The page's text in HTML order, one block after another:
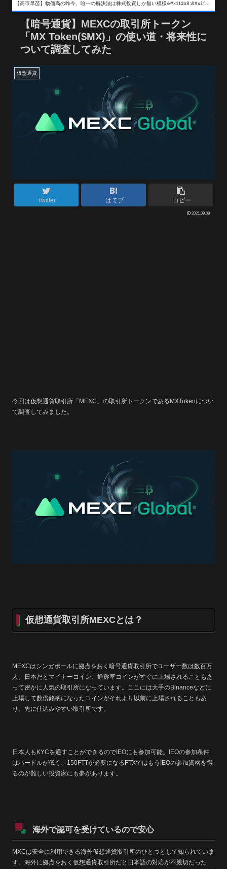
【高市早苗】物価高の昨今、唯一の解決法は株式投資しか無い模様&#x1f4b8;&#x1f4b8;&#x1f4b8;
【暗号通貨】MEXCの取引所トークン
「MX Token($MX)」の使い道・将来性に
ついて調査してみた
仮想通貨
Twitter はてブ コピー
2021.09.09
今回は仮想通貨取引所「MEXC 」の取引所トークンであるMXTokenについ
て調査してみました。
仮想通貨取引所MEXCとは？
MEXCはシンガポールに拠点をおく暗号通貨取引所でユーザー数は数百万
人。日本だとマイナーコイン、通称草コインがすぐに上場されることもあ
って密かに人気の取引所になっています。ここには大手のBinanceなどに
上場して数倍銘柄になったコインがそれより以前に上場されることもあ
り、先に仕込みやすい取引所です。
日本人もKYCを通すことができるのでIEOにも参加可能。IEOの参加条件
はハードルが低く、150FTTが必要になるFTXではもうIEOの参加資格を得
るのが難しい投資家にも夢があります。
海外で認可を受けているので安心
MXCは安全に利用できる海外仮想通貨取引所のひとつとして知られていま
す。海外に拠点をおく仮想通貨取引所だと日本語の対応が不親切だった